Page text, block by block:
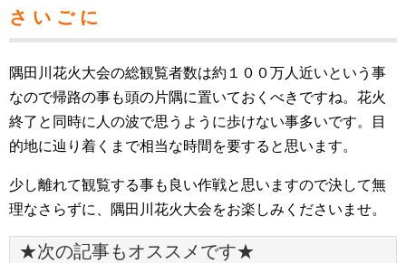
さ い ご に
隅田川花火大会の総観覧者数は約１００万人近いという事
なので帰路の事も頭の片隅に置いておくべきですね。花火
終了と同時に人の波で思うように歩けない事多いです。目
的地に辿り着くまで相当な時間を要すると思います。
少し離れて観覧する事も良い作戦と思いますので決して無
理なさらずに、隅田川花火大会をお楽しみくださいませ。
★次の記事もオススメです★